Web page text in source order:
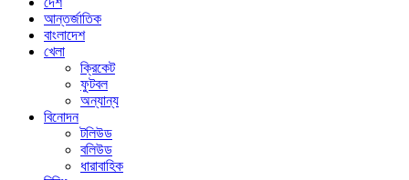
আন্তর্জাতিক
বাংলাদেশ
খেলা
ক্রিকেট
ফুটবল
অন্যান্য
বিনোদন
টলিউড
বলিউড
ধারাবাহিক